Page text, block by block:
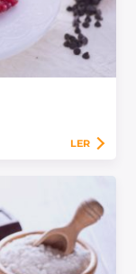
LER